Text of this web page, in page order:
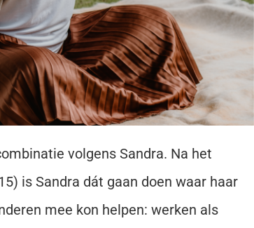
volgens Sandra. Na het
is Sandra dát gaan doen waar haar
mee kon helpen: werken als